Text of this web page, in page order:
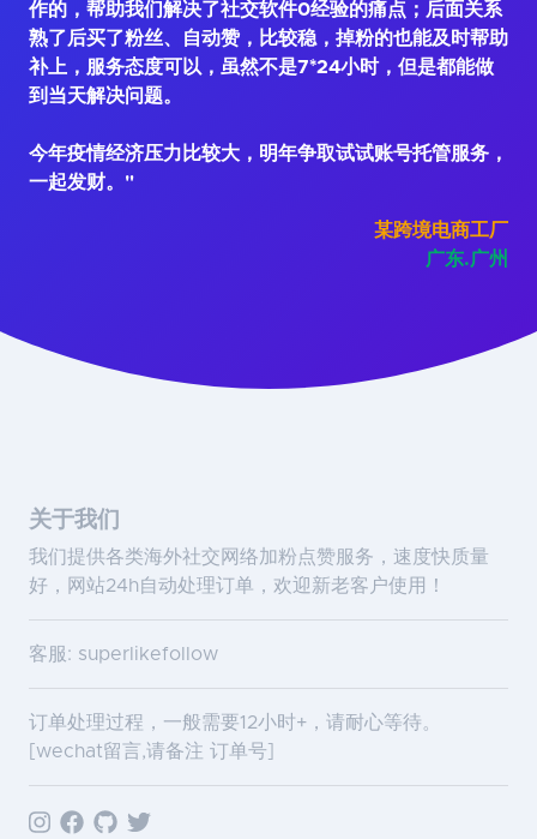
作的，帮助我们解决了社交软件0经验的痛点；后面关系
熟了后买了粉丝、自动赞，比较稳，掉粉的也能及时帮助
补上，服务态度可以，虽然不是7*24小时，但是都能做
到当天解决问题。
今年疫情经济压力比较大，明年争取试试账号托管服务，
一起发财。"
某跨境电商工厂
广东.广州
关于我们
我们提供各类海外社交网络加粉点赞服务，速度快质量
好，网站24h自动处理订单，欢迎新老客户使用！
客服: superlikefollow
订单处理过程，一般需要12小时+，请耐心等待。
[wechat留言,请备注 订单号]